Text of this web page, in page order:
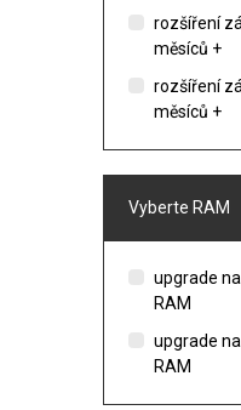
rozšíření
měsíců +
rozšíření
měsíců +
Vyberte RAM
upgrade
RAM
upgrade
RAM